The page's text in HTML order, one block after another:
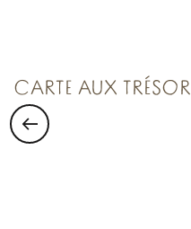
CARTE AUX